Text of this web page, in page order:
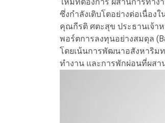
ซึ่งกำลังเติบโตอย่างต่อเนื่อง
คุณกีรติ ศตะสุข ประธานเจ้าห
พอร์ตการลงทุนอย่างสมดุล
โดยเน้นการพัฒนาอสังหาริม
ทำงาน และการพักผ่อนที่ผสา